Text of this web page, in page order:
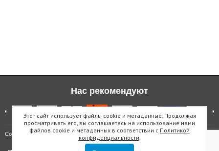
Этот сайт использует файлы cookie и метаданные. Продолжая
просматривать его, вы соглашаетесь на использование нами
файлов cookie и метаданных в соответствии с Политикой
конфиденциальности.
Нас рекомендуют
Copyright © "Инмарин" Карта сайта